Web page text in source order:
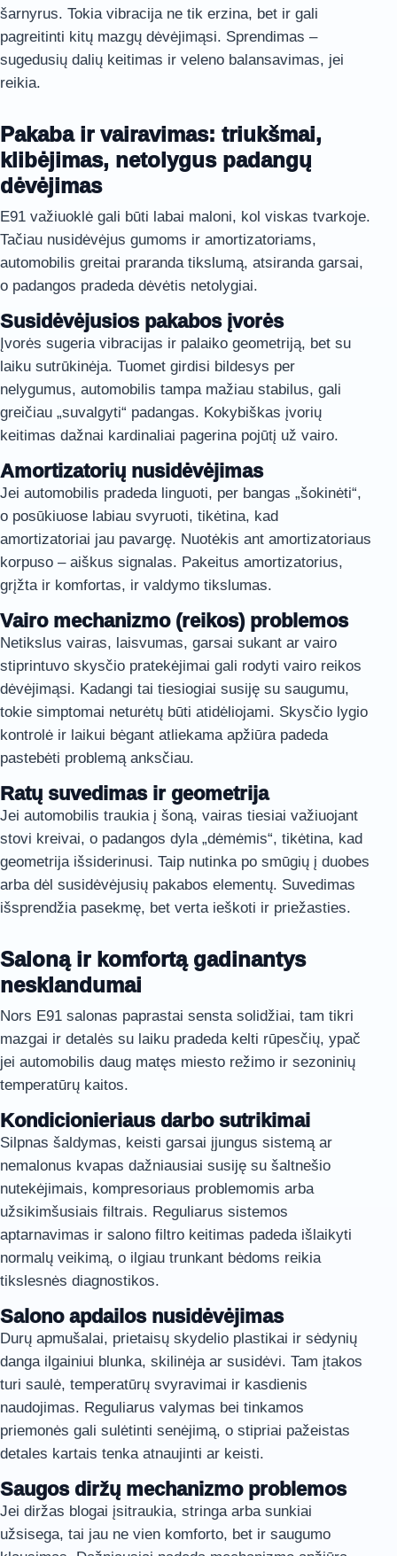
šarnyrus. Tokia vibracija ne tik erzina, bet ir gali
pagreitinti kitų mazgų dėvėjimąsi. Sprendimas –
sugedusių dalių keitimas ir veleno balansavimas, jei
reikia.
Pakaba ir vairavimas: triukšmai,
klibėjimas, netolygus padangų
dėvėjimas
E91 važiuoklė gali būti labai maloni, kol viskas tvarkoje.
Tačiau nusidėvėjus gumoms ir amortizatoriams,
automobilis greitai praranda tikslumą, atsiranda garsai,
o padangos pradeda dėvėtis netolygiai.
Susidėvėjusios pakabos įvorės
Įvorės sugeria vibracijas ir palaiko geometriją, bet su
laiku sutrūkinėja. Tuomet girdisi bildesys per
nelygumus, automobilis tampa mažiau stabilus, gali
greičiau „suvalgyti“ padangas. Kokybiškas įvorių
keitimas dažnai kardinaliai pagerina pojūtį už vairo.
Amortizatorių nusidėvėjimas
Jei automobilis pradeda linguoti, per bangas „šokinėti“,
o posūkiuose labiau svyruoti, tikėtina, kad
amortizatoriai jau pavargę. Nuotėkis ant amortizatoriaus
korpuso – aiškus signalas. Pakeitus amortizatorius,
grįžta ir komfortas, ir valdymo tikslumas.
Vairo mechanizmo (reikos) problemos
Netikslus vairas, laisvumas, garsai sukant ar vairo
stiprintuvo skysčio pratekėjimai gali rodyti vairo reikos
dėvėjimąsi. Kadangi tai tiesiogiai susiję su saugumu,
tokie simptomai neturėtų būti atidėliojami. Skysčio lygio
kontrolė ir laikui bėgant atliekama apžiūra padeda
pastebėti problemą anksčiau.
Ratų suvedimas ir geometrija
Jei automobilis traukia į šoną, vairas tiesiai važiuojant
stovi kreivai, o padangos dyla „dėmėmis“, tikėtina, kad
geometrija išsiderinusi. Taip nutinka po smūgių į duobes
arba dėl susidėvėjusių pakabos elementų. Suvedimas
išsprendžia pasekmę, bet verta ieškoti ir priežasties.
Saloną ir komfortą gadinantys
nesklandumai
Nors E91 salonas paprastai sensta solidžiai, tam tikri
mazgai ir detalės su laiku pradeda kelti rūpesčių, ypač
jei automobilis daug matęs miesto režimo ir sezoninių
temperatūrų kaitos.
Kondicionieriaus darbo sutrikimai
Silpnas šaldymas, keisti garsai įjungus sistemą ar
nemalonus kvapas dažniausiai susiję su šaltnešio
nutekėjimais, kompresoriaus problemomis arba
užsikimšusiais filtrais. Reguliarus sistemos
aptarnavimas ir salono filtro keitimas padeda išlaikyti
normalų veikimą, o ilgiau trunkant bėdoms reikia
tikslesnės diagnostikos.
Salono apdailos nusidėvėjimas
Durų apmušalai, prietaisų skydelio plastikai ir sėdynių
danga ilgainiui blunka, skilinėja ar susidėvi. Tam įtakos
turi saulė, temperatūrų svyravimai ir kasdienis
naudojimas. Reguliarus valymas bei tinkamos
priemonės gali sulėtinti senėjimą, o stipriai pažeistas
detales kartais tenka atnaujinti ar keisti.
Saugos diržų mechanizmo problemos
Jei diržas blogai įsitraukia, stringa arba sunkiai
užsisega, tai jau ne vien komforto, bet ir saugumo